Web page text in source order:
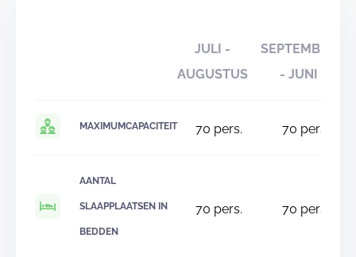
JULI -
AUGUSTUS
SEPTEMBER
- JUNI
MAXIMUMCAPACITEIT 70 pers. 70 pers.
AANTAL
SLAAPPLAATSEN IN
BEDDEN
70 pers. 70 pers.